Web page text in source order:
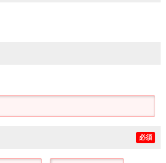
必須